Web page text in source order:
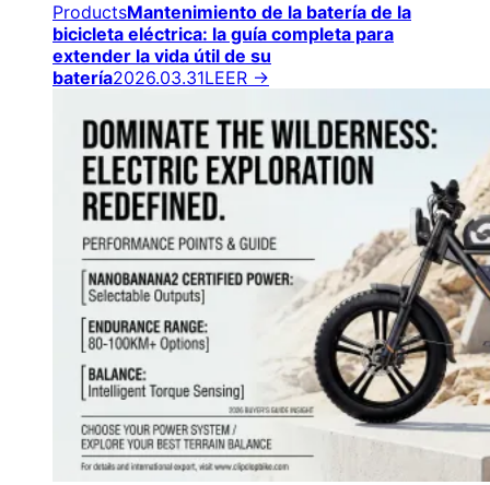
ProductsMantenimiento de la batería de la
bicicleta eléctrica: la guía completa para
extender la vida útil de su
batería2026.03.31LEER →